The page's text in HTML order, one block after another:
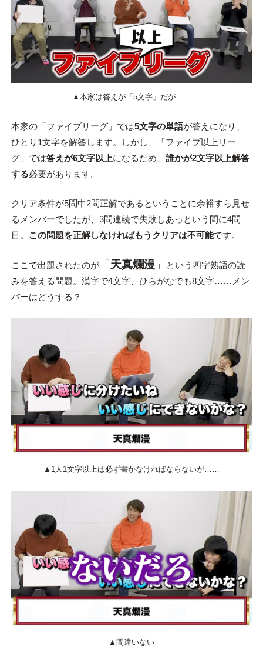
▲本家は答えが「5文字」だが……
本家の「ファイブリーグ」では5文字の単語が答えになり、
ひとり1文字を解答します。しかし、「ファイブ以上リー
グ」では答えが6文字以上になるため、 誰かが2文字以上解答
する必要があります。
クリア条件が5問中2問正解であるということに余裕すら見せ
るメンバーでしたが、3問連続で失敗しあっという間に4問
目。 この問題を正解しなければもうクリアは不可能です。
ここで出題されたのが「天真爛漫 」
という四字熟語の読
みを答える問題。漢字で4文字、ひらがなでも8文字……メン
バーはどうする？
▲1人1文字以上は必ず書かなければならないが……
▲間違いない